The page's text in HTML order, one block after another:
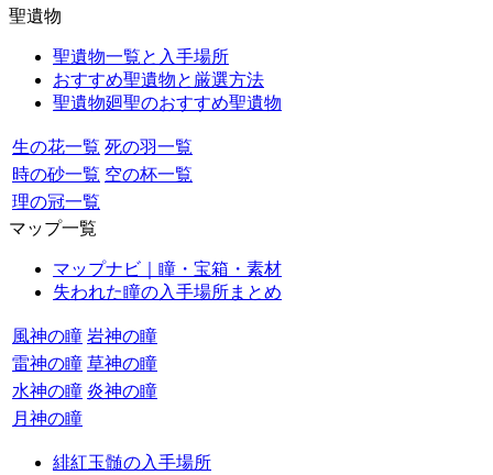
聖遺物
聖遺物一覧と入手場所
おすすめ聖遺物と厳選方法
聖遺物廻聖のおすすめ聖遺物
生の花一覧 死の羽一覧
時の砂一覧 空の杯一覧
理の冠一覧
マップ一覧
マップナビ｜瞳・宝箱・素材
失われた瞳の入手場所まとめ
風神の瞳 岩神の瞳
雷神の瞳 草神の瞳
水神の瞳 炎神の瞳
月神の瞳
緋紅玉髄の入手場所